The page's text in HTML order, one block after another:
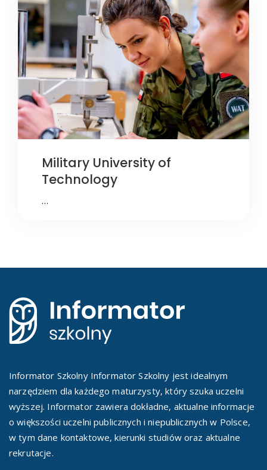
Military University of
Technology
…
Informator Szkolny Informator Szkolny jest idealnym
narzędziem dla każdego maturzysty, który szuka uczelni
wyższej. Informator zawiera dokładne, aktualne informacje
o większości uczelni publicznych i niepublicznych w Polsce,
w tym dane kontaktowe, kierunki studiów oraz aktualne
rekrutacje.